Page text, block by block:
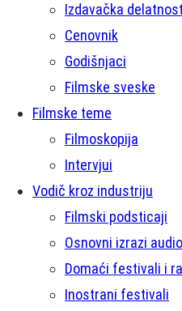
Izdavačka
Cenovnik
Godišnjaci
Filmske sveske
Filmske teme
Filmoskopija
Intervjui
Vodič kroz industriju
Filmski podsticaji
Osnovni izrazi
Domaći festivali i
Inostrani festivali